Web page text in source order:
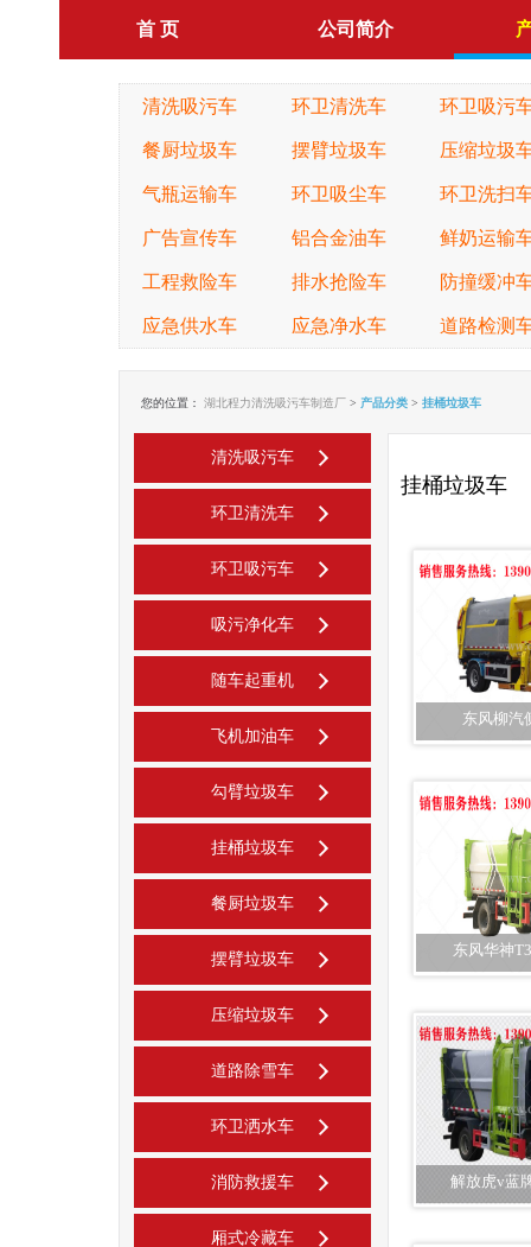
首 页 公司简介
清洗吸污车 环卫清洗车 环卫吸污
餐厨垃圾车 摆臂垃圾车 压缩垃圾
气瓶运输车 环卫吸尘车 环卫洗扫
广告宣传车 铝合金油车 鲜奶运输
工程救险车 排水抢险车 防撞缓冲
应急供水车 应急净水车 道路检测
您的位置： 湖北程力清洗吸污车制造厂 > 产品分类 > 挂桶垃圾车
清洗吸污车
环卫清洗车
环卫吸污车
吸污净化车
随车起重机
飞机加油车
勾臂垃圾车
挂桶垃圾车
餐厨垃圾车
摆臂垃圾车
压缩垃圾车
道路除雪车
环卫洒水车
消防救援车
厢式冷藏车
挂桶垃圾车
东风柳汽
东风华神
解放虎v蓝